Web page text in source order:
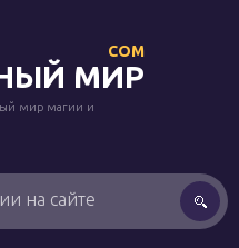
МИР
COM
мир магии и